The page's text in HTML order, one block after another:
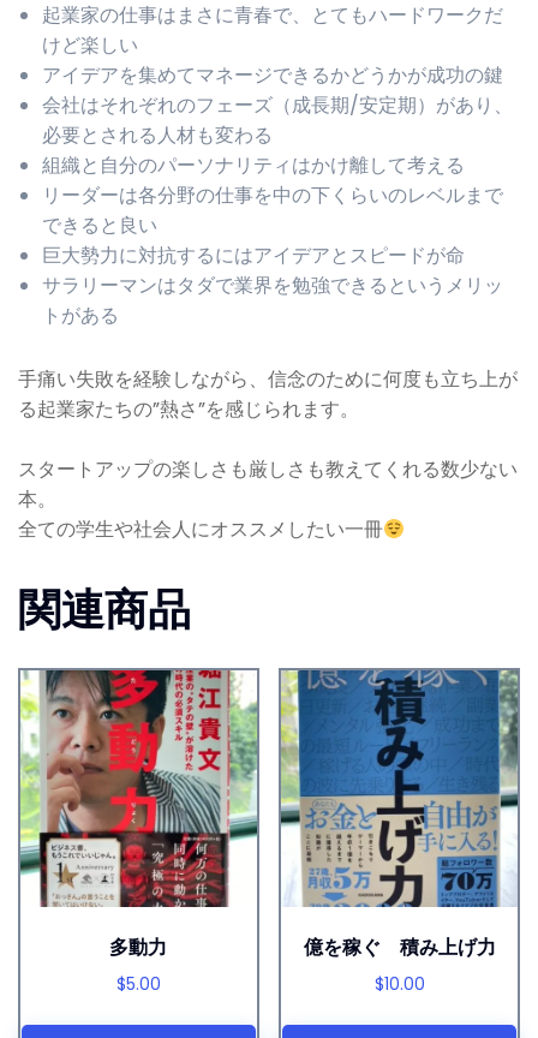
起業家の仕事はまさに青春で、とてもハードワークだ
けど楽しい
アイデアを集めてマネージできるかどうかが成功の鍵
会社はそれぞれのフェーズ（成長期/安定期）があり、
必要とされる人材も変わる
組織と自分のパーソナリティはかけ離して考える
リーダーは各分野の仕事を中の下くらいのレベルまで
できると良い
巨大勢力に対抗するにはアイデアとスピードが命
サラリーマンはタダで業界を勉強できるというメリッ
トがある
手痛い失敗を経験しながら、信念のために何度も立ち上が
る起業家たちの”熱さ”を感じられます。
スタートアップの楽しさも厳しさも教えてくれる数少ない
本。
全ての学生や社会人にオススメしたい一冊
関連商品
多動力
$5.00
億を稼ぐ 積み上げ力
$10.00